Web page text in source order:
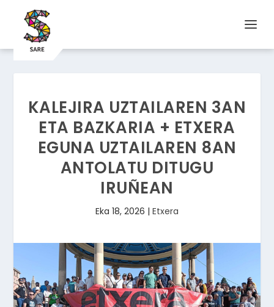
KALEJIRA UZTAILAREN 3AN
ETA BAZKARIA + ETXERA
EGUNA UZTAILAREN 8AN
ANTOLATU DITUGU
IRUÑEAN
Eka 18, 2026 | Etxera